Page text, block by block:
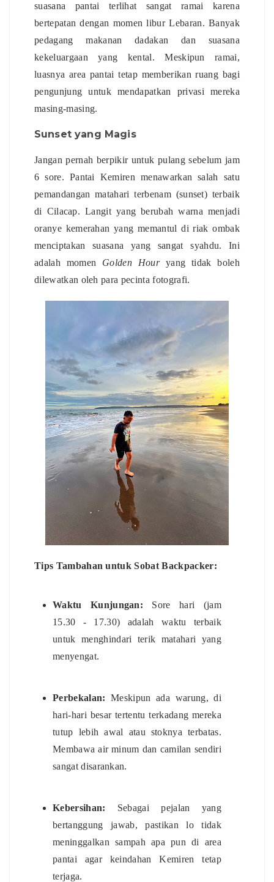
suasana pantai terlihat sangat ramai karena
bertepatan dengan momen libur Lebaran. Banyak
pedagang makanan dadakan dan suasana
kekeluargaan yang kental. Meskipun ramai,
luasnya area pantai tetap memberikan ruang bagi
pengunjung untuk mendapatkan privasi mereka
masing-masing.
Sunset yang Magis
Jangan pernah berpikir untuk pulang sebelum jam
6 sore. Pantai Kemiren menawarkan salah satu
pemandangan matahari terbenam (sunset) terbaik
di Cilacap. Langit yang berubah warna menjadi
oranye kemerahan yang memantul di riak ombak
menciptakan suasana yang sangat syahdu. Ini
adalah momen Golden Houryang tidak boleh
dilewatkan oleh para pecinta fotografi.
Tips Tambahan untuk Sobat Backpacker:
Waktu Kunjungan: Sore hari (jam
15.30 - 17.30) adalah waktu terbaik
untuk menghindari terik matahari yang
menyengat.
Perbekalan: Meskipun ada warung, di
hari-hari besar tertentu terkadang mereka
tutup lebih awal atau stoknya terbatas.
Membawa air minum dan camilan sendiri
sangat disarankan.
Kebersihan: Sebagai pejalan yang
bertanggung jawab, pastikan lo tidak
meninggalkan sampah apa pun di area
pantai agar keindahan Kemiren tetap
terjaga.